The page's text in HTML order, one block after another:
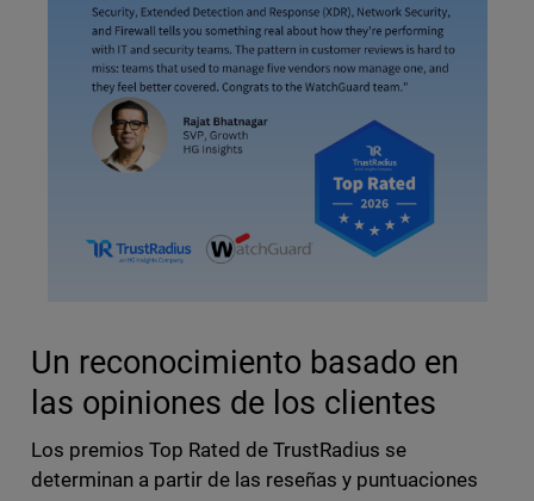
Un reconocimiento basado en
las opiniones de los clientes
Los premios Top Rated de TrustRadius se
determinan a partir de las reseñas y puntuaciones